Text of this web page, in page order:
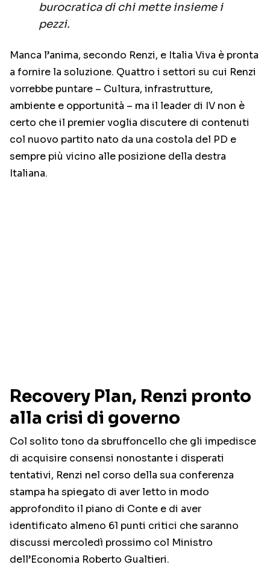
burocratica di chi mette insieme i
pezzi.
Manca l’anima, secondo Renzi, e Italia Viva è pronta
a fornire la soluzione. Quattro i settori su cui Renzi
vorrebbe puntare – Cultura, infrastrutture,
ambiente e opportunità – ma il leader di IV non è
certo che il premier voglia discutere di contenuti
col nuovo partito nato da una costola del PD e
sempre più vicino alle posizione della destra
Italiana.
Recovery Plan, Renzi pronto
alla crisi di governo
Col solito tono da sbruffoncello che gli impedisce
di acquisire consensi nonostante i disperati
tentativi, Renzi nel corso della sua conferenza
stampa ha spiegato di aver letto in modo
approfondito il piano di Conte e di aver
identificato almeno 61 punti critici che saranno
discussi mercoledì prossimo col Ministro
dell’Economia Roberto Gualtieri.